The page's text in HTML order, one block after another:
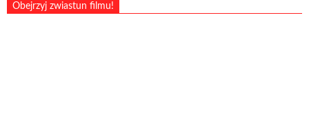
Obejrzyj zwiastun filmu!